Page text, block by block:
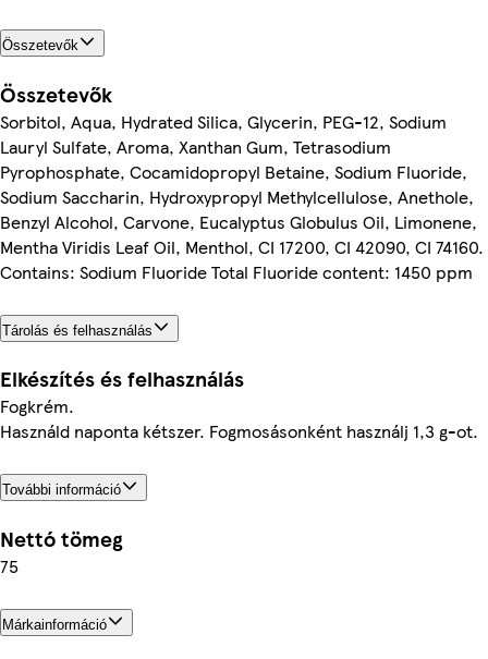
Összetevők
Összetevők
Sorbitol, Aqua, Hydrated Silica, Glycerin, PEG-12, Sodium
Lauryl Sulfate, Aroma, Xanthan Gum, Tetrasodium
Pyrophosphate, Cocamidopropyl Betaine, Sodium Fluoride,
Sodium Saccharin, Hydroxypropyl Methylcellulose, Anethole,
Benzyl Alcohol, Carvone, Eucalyptus Globulus Oil, Limonene,
Mentha Viridis Leaf Oil, Menthol, CI 17200, CI 42090, CI 74160.
Contains: Sodium Fluoride Total Fluoride content: 1450 ppm
Tárolás és felhasználás
Elkészítés és felhasználás
Fogkrém.
Használd naponta kétszer. Fogmosásonként használj 1,3 g-ot.
További információ
Nettó tömeg
75
Márkainformáció